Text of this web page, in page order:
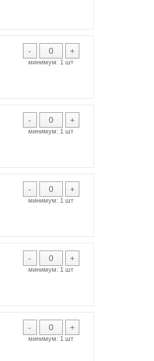
- +
минимум: 1 шт
- +
минимум: 1 шт
- +
минимум: 1 шт
- +
минимум: 1 шт
- +
минимум: 1 шт